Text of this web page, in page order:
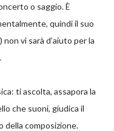
o saggio. È
quindi il suo
vi sarà d’aiuto per la
ti ascolta, assapora la
che suoni, giudica il
della composizione.